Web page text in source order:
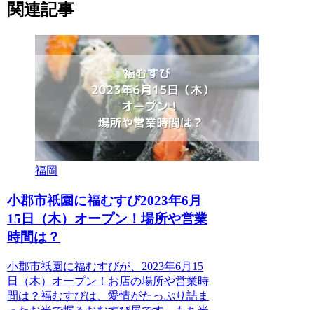
関連記事
福岡
小郡市祇園に福むすび2023年6月
15日（木）オープン！場所や営業
時間は？
小郡市祇園に福むすびが、2023年6月15
日（木）オープン！お店の場所や営業時
間は？福むすびは、愛情がたっぷり詰ま